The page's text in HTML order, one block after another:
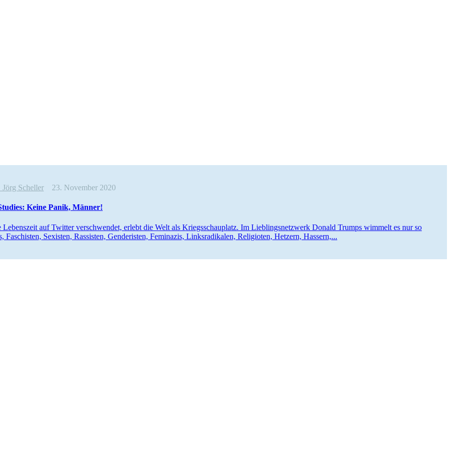
Jörg Scheller 23. November 2020
Keine Panik, Männer!
Lebenszeit auf Twitter verschwendet, erlebt die Welt als Kriegs­schau­platz. Im Lieblings­netzwerk Donald Trumps wimmelt es nur so
Faschisten, Sexisten, Rassisten, Gende­risten, Feminazis, Links­ra­di­kalen, Religioten, Hetzern, Hassern,...